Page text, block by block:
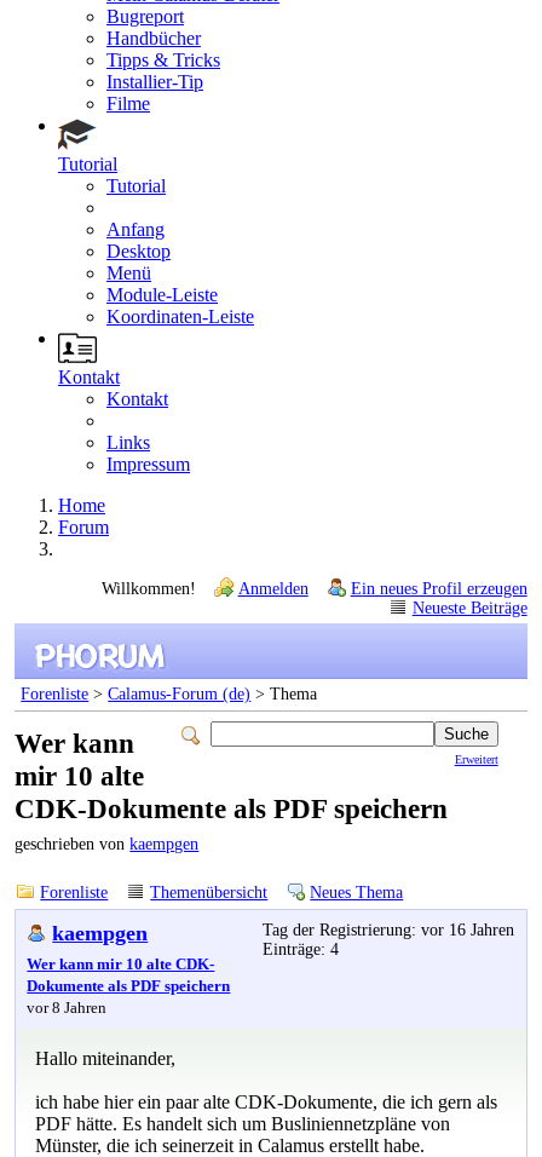
Bugreport
Handbücher
Tipps & Tricks
Installier-Tip
Filme
Tutorial
Tutorial
Anfang
Desktop
Menü
Module-Leiste
Koordinaten-Leiste
Kontakt
Kontakt
Links
Impressum
Home
Forum
Willkommen! Anmelden
Ein neues Profil erzeugen
Neueste Beiträge
Forenliste >Calamus-Forum (de) > Thema
Erweitert
Wer kann
mir 10 alte
CDK-Dokumente als PDF speichern
geschrieben vonkaempgen
Forenliste Themenübersicht Neues Thema
kaempgen
Wer kann mir 10 alte CDK-
Dokumente als PDF speichern
vor 8 Jahren
Tag der Registrierung: vor 16 Jahren
Einträge: 4
Hallo miteinander,
ich habe hier ein paar alte CDK-Dokumente, die ich gern als
PDF hätte. Es handelt sich um Busliniennetzpläne von
Münster, die ich seinerzeit in Calamus erstellt habe.